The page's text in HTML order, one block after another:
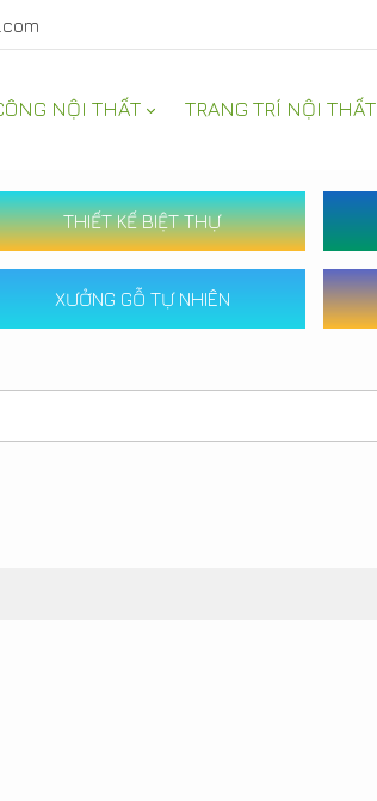
NỘI THẤT TRANG TRÍ NỘI THẤT
THIẾT KẾ BIỆT THỰ
XƯỞNG GỖ TỰ NHIÊN